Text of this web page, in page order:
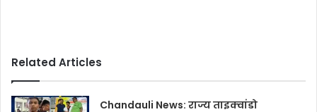
Related Articles
Chandauli News: राज्य ताइक्वांडो